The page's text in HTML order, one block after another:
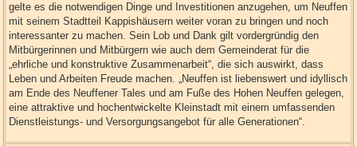
gelte es die notwendigen Dinge und Investitionen anzugehen, um Neuffen
mit seinem Stadtteil Kappishäusern weiter voran zu bringen und noch
interessanter zu machen. Sein Lob und Dank gilt vordergründig den
Mitbürgerinnen und Mitbürgern wie auch dem Gemeinderat für die
„ehrliche und konstruktive Zusammenarbeit“, die sich auswirkt, dass
Leben und Arbeiten Freude machen. „Neuffen ist liebenswert und idyllisch
am Ende des Neuffener Tales und am Fuße des Hohen Neuffen gelegen,
eine attraktive und hochentwickelte Kleinstadt mit einem umfassenden
Dienstleistungs- und Versorgungsangebot für alle Generationen“.